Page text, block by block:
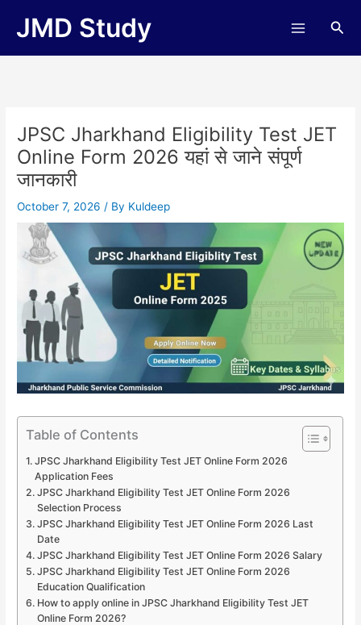
JMD Study
JPSC Jharkhand Eligibility Test JET
Online Form 2026 यहां से जाने संपूर्ण
जानकारी
October 7, 2026/ By Kuldeep
Table of Contents
JPSC Jharkhand Eligibility Test JET Online Form 2026
Application Fees
JPSC Jharkhand Eligibility Test JET Online Form 2026
Selection Process
JPSC Jharkhand Eligibility Test JET Online Form 2026 Last
Date
JPSC Jharkhand Eligibility Test JET Online Form 2026 Salary
JPSC Jharkhand Eligibility Test JET Online Form 2026
Education Qualification
How to apply online in JPSC Jharkhand Eligibility Test JET
Online Form 2026?